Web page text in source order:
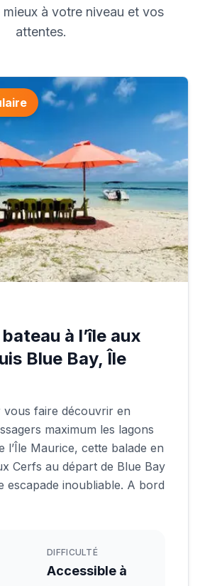
à votre niveau et vos
attentes.
à l’île aux
Blue Bay, Île
vous faire découvrir en
maximum les lagons
l’Île Maurice, cette balade en
Cerfs au départ de Blue Bay
escapade inoubliable. A bord
DIFFICULTÉ
Accessible à